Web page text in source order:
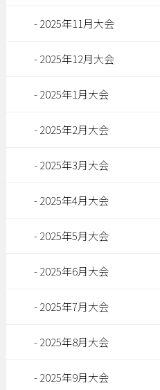
2025年11月大会
2025年12月大会
2025年1月大会
2025年2月大会
2025年3月大会
2025年4月大会
2025年5月大会
2025年6月大会
2025年7月大会
2025年8月大会
2025年9月大会